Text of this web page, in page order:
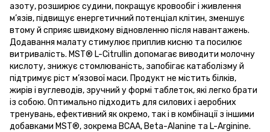
азоту, розширює судини, покращує кровообіг і живлення
м’язів, підвищує енергетичний потенціал клітин, зменшує
втому й сприяє швидкому відновленню після навантажень.
Додавання малату стимулює приплив кисню та посилює
витривалість. MST® L-Citrullin допомагає виводити молочну
кислоту, знижує стомлюваність, запобігає катаболізму й
підтримує ріст м’язової маси. Продукт не містить білків,
жирів і вуглеводів, зручний у формі таблеток, які легко брати
із собою. Оптимально підходить для силових і аеробних
тренувань, ефективний як окремо, так і в комбінації з іншими
добавками MST®, зокрема BCAA, Beta-Alanine та L-Arginine.